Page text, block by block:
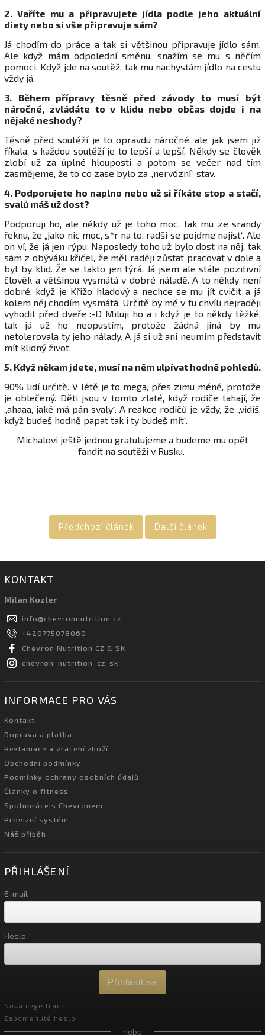
2. Vaříte mu a připravujete jídla podle jeho aktuální
diety nebo si vše připravuje sám?
Já chodím do práce a tak si většinou připravuje jídlo sám.
Ale když mám odpolední směnu, snažím se mu s něčím
pomoci. Když jde na soutěž, tak mu nachystám jídlo na cestu
vždy já.
3. Během přípravy těsně před závody to musí být
náročné, zvládáte to v klidu nebo občas dojde i na
nějaké neshody?
Těsně před soutěží je to opravdu náročné, ale jak jsem již
říkala, s každou soutěží je to lepší a lepší. Někdy se člověk
zlobí už za úplné hlouposti a potom se večer nad tím
zasmějeme, že to co zase bylo za „nervózní“ stav.
4. Podporujete ho naplno nebo už si říkáte stop a stačí,
svalů máš už dost?
Podporuji ho, ale někdy už je toho moc, tak mu ze srandy
řeknu, že „jako nic moc, s*r na to, radši se pojďme najíst“. Ale
on ví, že já jen rýpu. Naposledy toho už bylo dost na něj, tak
sám z obýváku křičel, že měl raději zůstat pracovat v dole a
byl by klid. Že se takto jen týrá. Já jsem ale stále pozitivní
člověk a většinou vysmátá v dobré náladě. A to někdy není
dobré, když je Křižo hladový a nechce se mu jít cvičit a já
kolem něj chodím vysmátá. Určitě by mě v tu chvíli nejraději
vyhodil před dveře :-D Miluji ho a i když je to někdy těžké,
tak já už ho neopustím, protože žádná jiná by mu
netolerovala ty jeho nálady. A já si už ani neumím představit
mít klidný život.
5. Když někam jdete, musí na něm ulpívat hodně pohledů.
90% lidí určitě. V létě je to mega, přes zimu méně, protože
je oblečený. Děti jsou v tomto zlaté, když rodiče tahají, že
„ahaaa, jaké má pán svaly“. A reakce rodičů je vždy, že „vidíš,
když budeš hodně papat tak i ty budeš mít“.
Michalovi ještě jednou gratulujeme a budeme mu opět
fandit na soutěži v Rusku.
Předchozí článek Další článek
KONTAKT
Milan Kozler
info@chevronnutrition.cz
+420775078060
Chevron Nutrition CZ & SK
chevron_nutrition_cz_sk
INFORMACE PRO VÁS
Kontakt
Doprava a platba
Reklamace a vrácení zboží
Obchodní podmínky
Podmínky ochrany osobních údajů
Články o fitness
Spolupráce s Chevronem
Provizní systém
Náš příběh
PŘIHLÁŠENÍ
E-mail
Heslo
Přihlásit se
Nová registrace
Zapomenuté heslo
nebo